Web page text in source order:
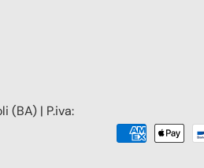
(BA) | P.iva:
Modalità